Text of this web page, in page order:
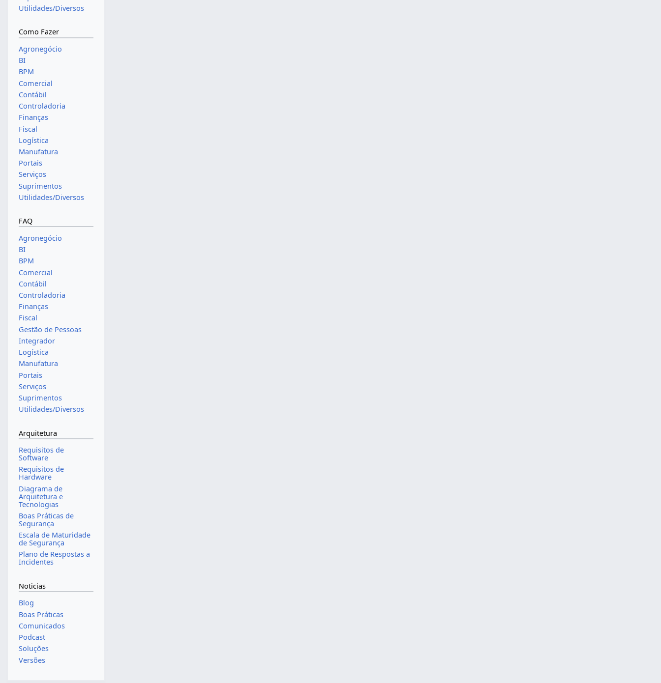
Utilidades/Diversos
Como Fazer
Agronegócio
BI
BPM
Comercial
Contábil
Controladoria
Finanças
Fiscal
Logística
Manufatura
Portais
Serviços
Suprimentos
Utilidades/Diversos
FAQ
Agronegócio
BI
BPM
Comercial
Contábil
Controladoria
Finanças
Fiscal
Gestão de Pessoas
Integrador
Logística
Manufatura
Portais
Serviços
Suprimentos
Utilidades/Diversos
Arquitetura
Requisitos de
Software
Requisitos de
Hardware
Diagrama de
Arquitetura e
Tecnologias
Boas Práticas de
Segurança
Escala de Maturidade
de Segurança
Plano de Respostas a
Incidentes
Noticias
Blog
Boas Práticas
Comunicados
Podcast
Soluções
Versões